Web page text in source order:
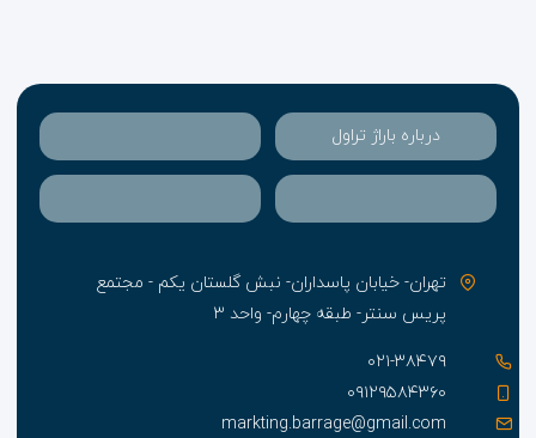
بیمارستان پاتونگ
مجتمع پارادایس پاتونگ
استادیوم بوکس پاتونگ
درباره باراژ تراول
تهران- خیابان پاسداران- نبش گلستان یکم - مجتمع
پریس سنتر- طبقه چهارم- واحد ۳
۰۲۱-۳۸۴۷۹
۰۹۱۲۹۵۸۴۳۶۰
markting.barrage@gmail.com